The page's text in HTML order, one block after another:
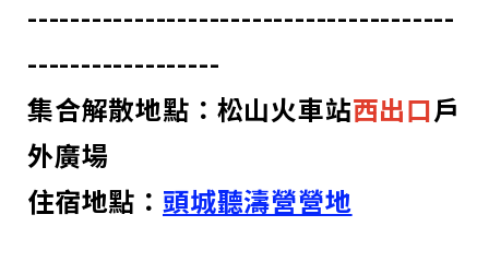
----------------------------------------
------------------
集合解散地點：松山火車站西出口戶
外廣場
住宿地點： 頭城聽濤營營地